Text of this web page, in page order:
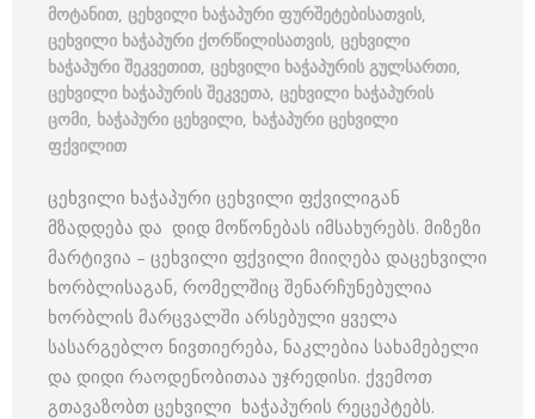
მოტანით, ცეხვილი ხაჭაპური ფურშეტებისათვის,
ცეხვილი ხაჭაპური ქორწილისათვის, ცეხვილი
ხაჭაპური შეკვეთით, ცეხვილი ხაჭაპურის გულსართი,
ცეხვილი ხაჭაპურის შეკვეთა, ცეხვილი ხაჭაპურის
ცომი, ხაჭაპური ცეხვილი, ხაჭაპური ცეხვილი
ფქვილით
ცეხვილი ხაჭაპური ცეხვილი ფქვილიგან
მზადდება და დიდ მოწონებას იმსახურებს. მიზეზი
მარტივია – ცეხვილი ფქვილი მიიღება დაცეხვილი
ხორბლისაგან, რომელშიც შენარჩუნებულია
ხორბლის მარცვალში არსებული ყველა
სასარგებლო ნივთიერება, ნაკლებია სახამებელი
და დიდი რაოდენობითაა უჯრედისი. ქვემოთ
გთავაზობთ ცეხვილი ხაჭაპურის რეცეპტებს.